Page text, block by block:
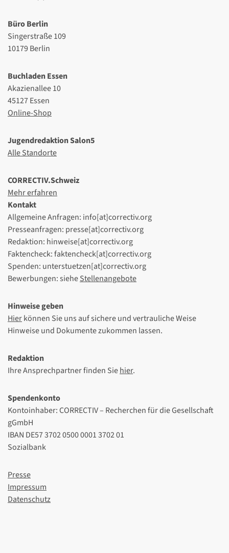
Büro Berlin
Singerstraße 109
10179 Berlin
Buchladen Essen
Akazienallee 10
45127 Essen
Online-Shop
Jugendredaktion Salon5
Alle Standorte
CORRECTIV.Schweiz
Mehr erfahren
Kontakt
Allgemeine Anfragen: info[at]correctiv.org
Presseanfragen: presse[at]correctiv.org
Redaktion: hinweise[at]correctiv.org
Faktencheck: faktencheck[at]correctiv.org
Spenden: unterstuetzen[at]correctiv.org
Bewerbungen: sieheStellenangebote
Hinweise geben
Hierkönnen Sie uns auf sichere und vertrauliche Weise
Hinweise und Dokumente zukommen lassen.
Redaktion
Ihre Ansprechpartner finden Siehier.
Spendenkonto
Kontoinhaber: CORRECTIV – Recherchen für die Gesellschaft
gGmbH
IBAN DE57 3702 0500 0001 3702 01
Sozialbank
Presse
Impressum
Datenschutz